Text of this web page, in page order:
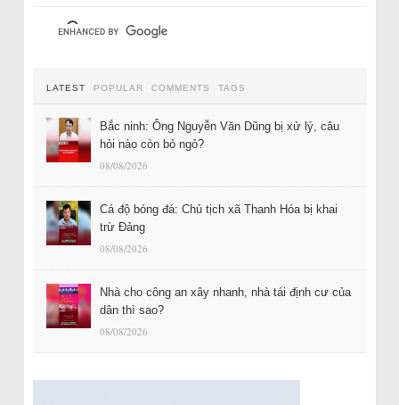
LATEST POPULAR COMMENTS TAGS
Bắc ninh: Ông Nguyễn Văn Dũng bị xử lý, câu
hỏi nào còn bỏ ngỏ?
08/08/2026
Cá độ bóng đá: Chủ tịch xã Thanh Hóa bị khai
trừ Đảng
08/08/2026
Nhà cho công an xây nhanh, nhà tái định cư của
dân thì sao?
08/08/2026